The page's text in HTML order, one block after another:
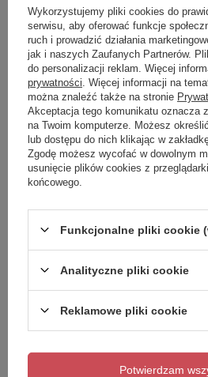
Klasa Energetyczna G
kWh/1000h 3
Potrzebujesz pomocy?
Zadaj pytanie a my odpowiemy
najciekawsze pytania i odpowiedzi
dla innych.
Napisz
Treść twojej opinii
Wykorzystujemy pliki cookies do
serwisu, aby oferować funkcje
ruch i prowadzić działania
jak i naszych Zaufanych Partnerów.
do personalizacji reklam. Więcej
prywatności . Więcej informacji na
można znaleźć także na stronie
Akceptacja tego komunikatu oznacza
na Twoim komputerze. Możesz
lub dostępu do nich klikając w
Zgodę możesz wycofać w dowolnym
usunięcie plików cookies z
końcowego.
Funkcjonalne pliki cookie
Analityczne pliki cookie
Reklamowe pliki cookie
Potwierdzam